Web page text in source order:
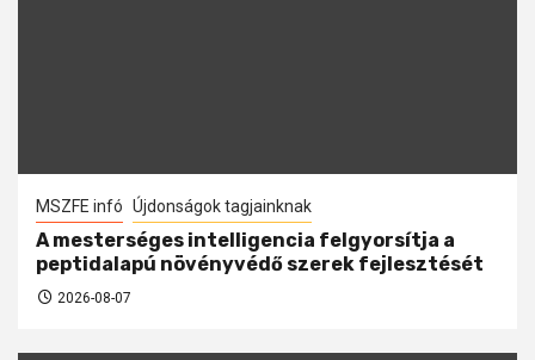
MSZFE infó Újdonságok tagjainknak
A mesterséges intelligencia felgyorsítja a
peptidalapú növényvédő szerek fejlesztését
2026-08-07